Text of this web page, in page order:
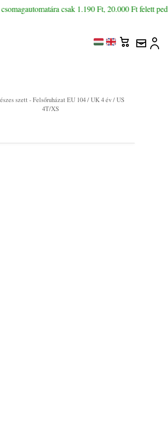
csak 1.190 Ft, 20.000 Ft felett
szett - Felsőruházat EU 104 / UK 4 év / US
4T/XS